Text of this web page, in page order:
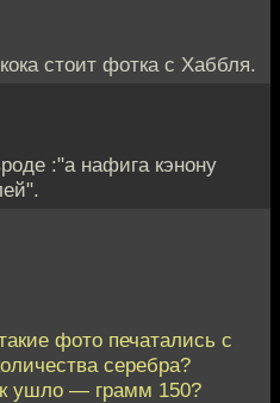
стоит фотка с Хаббля.
:"а нафига кэнону
фото печатались с
серебра?
ушло — грамм 150?